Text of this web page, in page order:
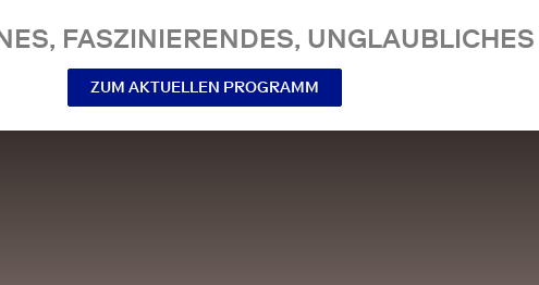
FASZINIERENDES,
ZUM AKTUELLEN PROGRAMM